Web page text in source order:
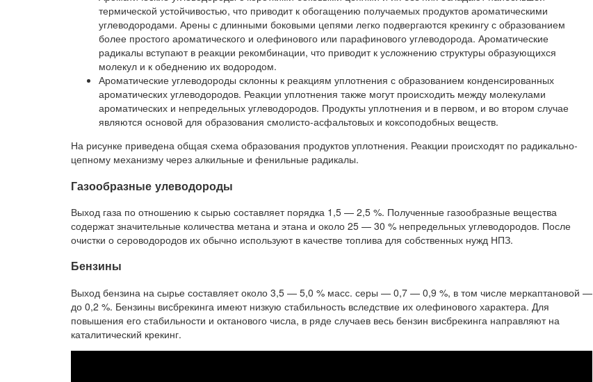
термической устойчивостью, что приводит к обогащению получаемых продуктов ароматическими
углеводородами. Арены с длинными боковыми цепями легко подвергаются крекингу с образованием
более простого ароматического и олефинового или парафинового углеводорода. Ароматические
радикалы вступают в реакции рекомбинации, что приводит к усложнению структуры образующихся
молекул и к обеднению их водородом.
Ароматические углеводороды склонны к реакциям уплотнения с образованием конденсированных
ароматических углеводородов. Реакции уплотнения также могут происходить между молекулами
ароматических и непредельных углеводородов. Продукты уплотнения и в первом, и во втором случае
являются основой для образования смолисто-асфальтовых и коксоподобных веществ.
На рисунке приведена общая схема образования продуктов уплотнения. Реакции происходят по радикально-
цепному механизму через алкильные и фенильные радикалы.
Газообразные улеводороды
Выход газа по отношению к сырью составляет порядка 1,5 — 2,5 %. Полученные газообразные вещества
содержат значительные количества метана и этана и около 25 — 30 % непредельных углеводородов. После
очистки о сероводородов их обычно используют в качестве топлива для собственных нужд НПЗ.
Бензины
Выход бензина на сырье составляет около 3,5 — 5,0 % масс. серы — 0,7 — 0,9 %, в том числе меркаптановой —
до 0,2 %. Бензины висбрекинга имеют низкую стабильность вследствие их олефинового характера. Для
повышения его стабильности и октанового числа, в ряде случаев весь бензин висбрекинга направляют на
каталитический крекинг.